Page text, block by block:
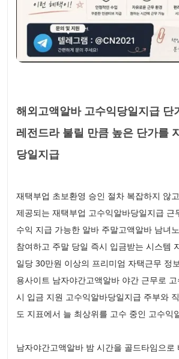
해외고액알바 고수익당일지급 단
레전드라 불릴 만큼 높은 단가를
당일지급
재택부업 초보환영 승인 절차 복잡하지 않
제공되는 재택부업 고수익알바당일지급 근
수익 지급 가능한 알바 주말고액알바 남녀
참여하고 주말 당일 즉시 입금받는 시스템
일당 30만원 이상의 프리미엄 자택근무 정
용사이트 남자야간고액알바 야간 근무로
시 입금 지원 고수익알바당일지급 주부와
도 지표에서 늘 최상위를 고수 중인 고수익
남자야간고액알바 밤 시간을 골드타임으로